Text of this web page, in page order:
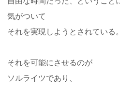
気がついて
それを実現しようとされている。
それを可能にさせるのが
ソルライツであり、